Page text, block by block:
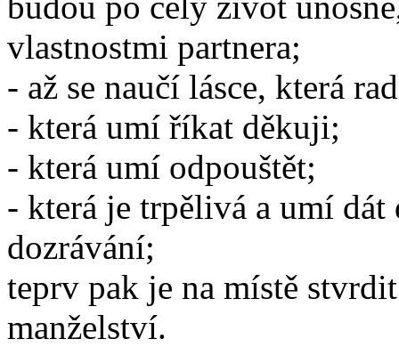
vlastnostmi partnera;
- až se naučí lásce, která
- která umí říkat děkuji;
- která umí odpouštět;
- která je trpělivá a umí dát
dozrávání;
teprv pak je na místě
manželství.